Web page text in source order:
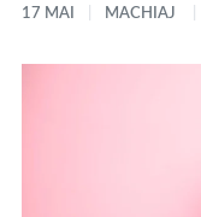
17 MAI
MACHIAJ